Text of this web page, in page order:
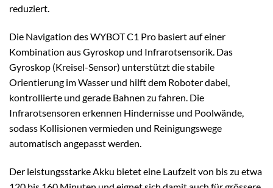
reduziert.
Die Navigation des WYBOT C1 Pro basiert auf einer
Kombination aus Gyroskop und Infrarotsensorik. Das
Gyroskop (Kreisel-Sensor) unterstützt die stabile
Orientierung im Wasser und hilft dem Roboter dabei,
kontrollierte und gerade Bahnen zu fahren. Die
Infrarotsensoren erkennen Hindernisse und Poolwände,
sodass Kollisionen vermieden und Reinigungswege
automatisch angepasst werden.
Der leistungsstarke Akku bietet eine Laufzeit von bis zu etwa